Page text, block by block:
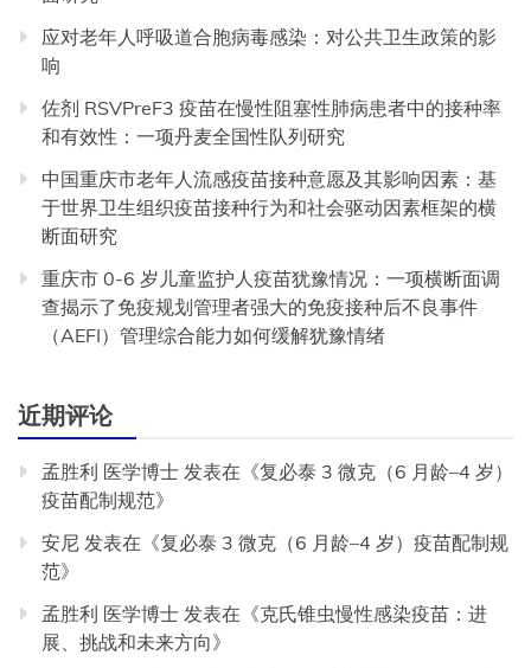
应对老年人呼吸道合胞病毒感染：对公共卫生政策的影
响
佐剂 RSVPreF3 疫苗在慢性阻塞性肺病患者中的接种率
和有效性：一项丹麦全国性队列研究
中国重庆市老年人流感疫苗接种意愿及其影响因素：基
于世界卫生组织疫苗接种行为和社会驱动因素框架的横
断面研究
重庆市 0-6 岁儿童监护人疫苗犹豫情况：一项横断面调
查揭示了免疫规划管理者强大的免疫接种后不良事件
（AEFI）管理综合能力如何缓解犹豫情绪
近期评论
孟胜利 医学博士 发表在《复必泰 3 微克（6 月龄–4 岁）
疫苗配制规范》
安尼 发表在《复必泰 3 微克（6 月龄–4 岁）疫苗配制规
范》
孟胜利 医学博士 发表在《克氏锥虫慢性感染疫苗：进
展、挑战和未来方向》